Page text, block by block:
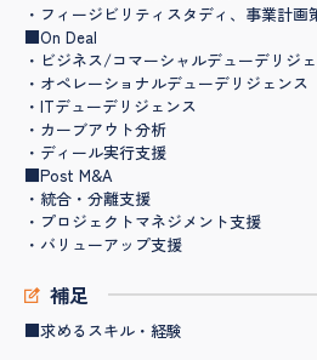
・フィージビリティスタディ、事業計画
■On Deal
・ビジネス/コマーシャルデューデリジ
・オペレーショナルデューデリジェンス
・ITデューデリジェンス
・カーブアウト分析
・ディール実行支援
■Post M&A
・統合・分離支援
・プロジェクトマネジメント支援
・バリューアップ支援
補足
■求めるスキル・経験